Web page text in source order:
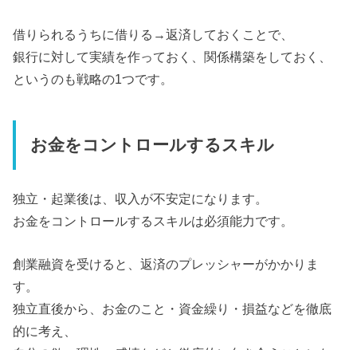
借りられるうちに借りる→返済しておくことで、
銀行に対して実績を作っておく、関係構築をしておく、
というのも戦略の1つです。
お金をコントロールするスキル
独立・起業後は、収入が不安定になります。
お金をコントロールするスキルは必須能力です。
創業融資を受けると、返済のプレッシャーがかかりま
す。
独立直後から、お金のこと・資金繰り・損益などを徹底
的に考え、